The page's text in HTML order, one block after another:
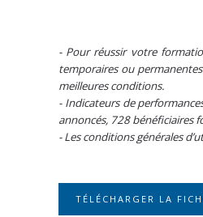
- Pour réussir votre
temporaires ou
meilleures conditions.
- Indicateurs de
annoncés, 728 bénéficiaires
- Les conditions générales
TÉLÉCHARGER LA